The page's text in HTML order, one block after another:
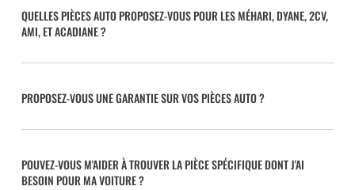
QUELLES PIÈCES AUTO PROPOSEZ-VOUS POUR LES MÉHARI, DYANE, 2CV,
AMI, ET ACADIANE ?
PROPOSEZ-VOUS UNE GARANTIE SUR VOS PIÈCES AUTO ?
POUVEZ-VOUS M'AIDER À TROUVER LA PIÈCE SPÉCIFIQUE DONT J'AI
BESOIN POUR MA VOITURE ?